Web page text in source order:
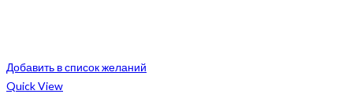
Добавить в список желаний
Quick View